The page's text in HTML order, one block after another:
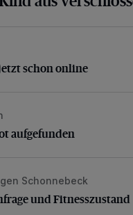
schon online
schon online
aufgefunden
aufgefunden
und Fitnesszustand
Schonnebeck
und Fitnesszustand